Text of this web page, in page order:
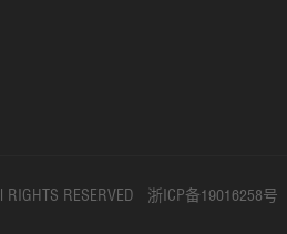
RESERVED 浙ICP备19016258号